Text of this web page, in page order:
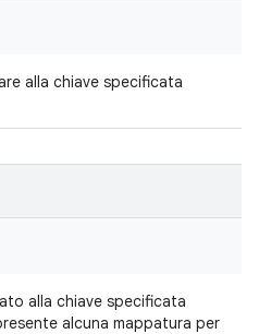
alla chiave specificata
alla chiave specificata
alcuna mappatura per